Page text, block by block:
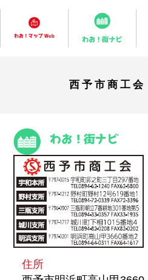
西予市商工
住所